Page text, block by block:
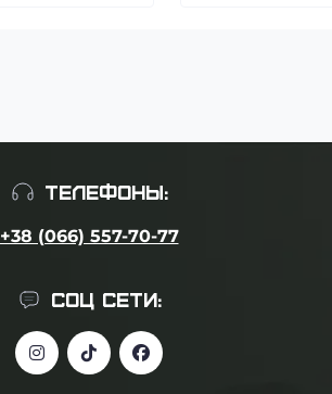
ТЕЛЕФОНЫ:
+38 (066) 557-70-77
СОЦ СЕТИ: